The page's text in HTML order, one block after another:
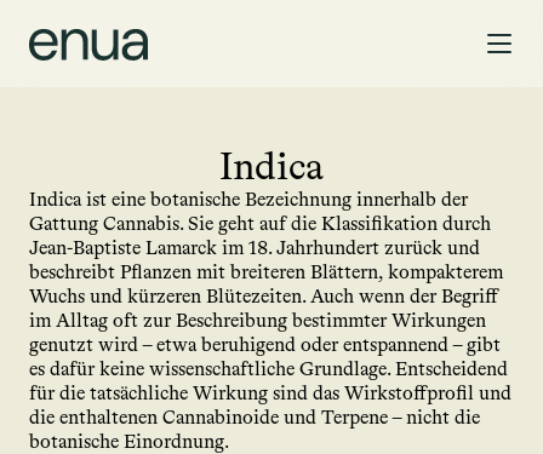
Indica
Indica ist eine botanische Bezeichnung innerhalb der
Gattung Cannabis. Sie geht auf die Klassifikation durch
Jean-Baptiste Lamarck im 18. Jahrhundert zurück und
beschreibt Pflanzen mit breiteren Blättern, kompakterem
Wuchs und kürzeren Blütezeiten. Auch wenn der Begriff
im Alltag oft zur Beschreibung bestimmter Wirkungen
genutzt wird – etwa beruhigend oder entspannend – gibt
es dafür keine wissenschaftliche Grundlage. Entscheidend
für die tatsächliche Wirkung sind das Wirkstoffprofil und
die enthaltenen Cannabinoide und Terpene – nicht die
botanische Einordnung.